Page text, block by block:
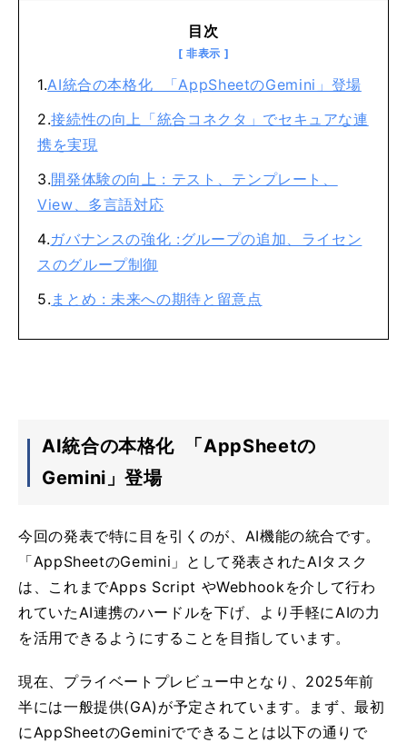
目次
AI統合の本格化 「AppSheetのGemini」登場
接続性の向上「統合コネクタ」でセキュアな連
携を実現
開発体験の向上 : テスト、テンプレート、
View、多言語対応
ガバナンスの強化 :グループの追加、ライセン
スのグループ制御
まとめ : 未来への期待と留意点
AI統合の本格化 「AppSheetの
Gemini」登場
今回の発表で特に目を引くのが、AI機能の統合です。
「AppSheetのGemini」として発表されたAIタスク
は、これまでApps Script やWebhookを介して行わ
れていたAI連携のハードルを下げ、より手軽にAIの力
を活用できるようにすることを目指しています。
現在、プライベートプレビュー中となり、2025年前
半には一般提供(GA)が予定されています。まず、最初
にAppSheetのGeminiでできることは以下の通りで